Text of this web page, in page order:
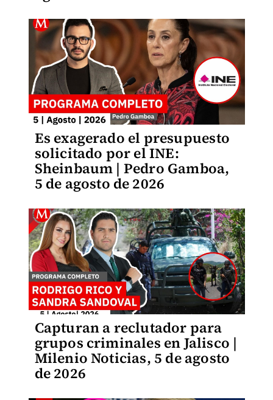
Es exagerado el presupuesto
solicitado por el INE:
Sheinbaum | Pedro Gamboa,
5 de agosto de 2026
Capturan a reclutador para
grupos criminales en Jalisco |
Milenio Noticias, 5 de agosto
de 2026